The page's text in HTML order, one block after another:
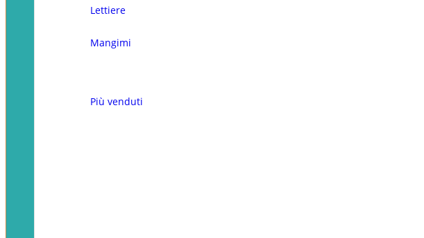
Lettiere
Mangimi
Più venduti